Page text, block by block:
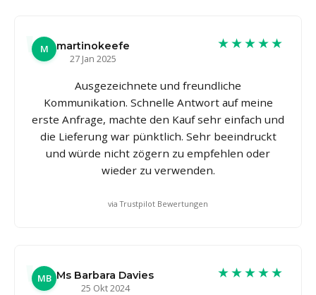
M
martinokeefe
27 Jan 2025
★★★★★
Ausgezeichnete und freundliche
Kommunikation. Schnelle Antwort auf meine
erste Anfrage, machte den Kauf sehr einfach und
die Lieferung war pünktlich. Sehr beeindruckt
und würde nicht zögern zu empfehlen oder
wieder zu verwenden.
via Trustpilot Bewertungen
MB Ms Barbara Davies
25 Okt 2024
★★★★★